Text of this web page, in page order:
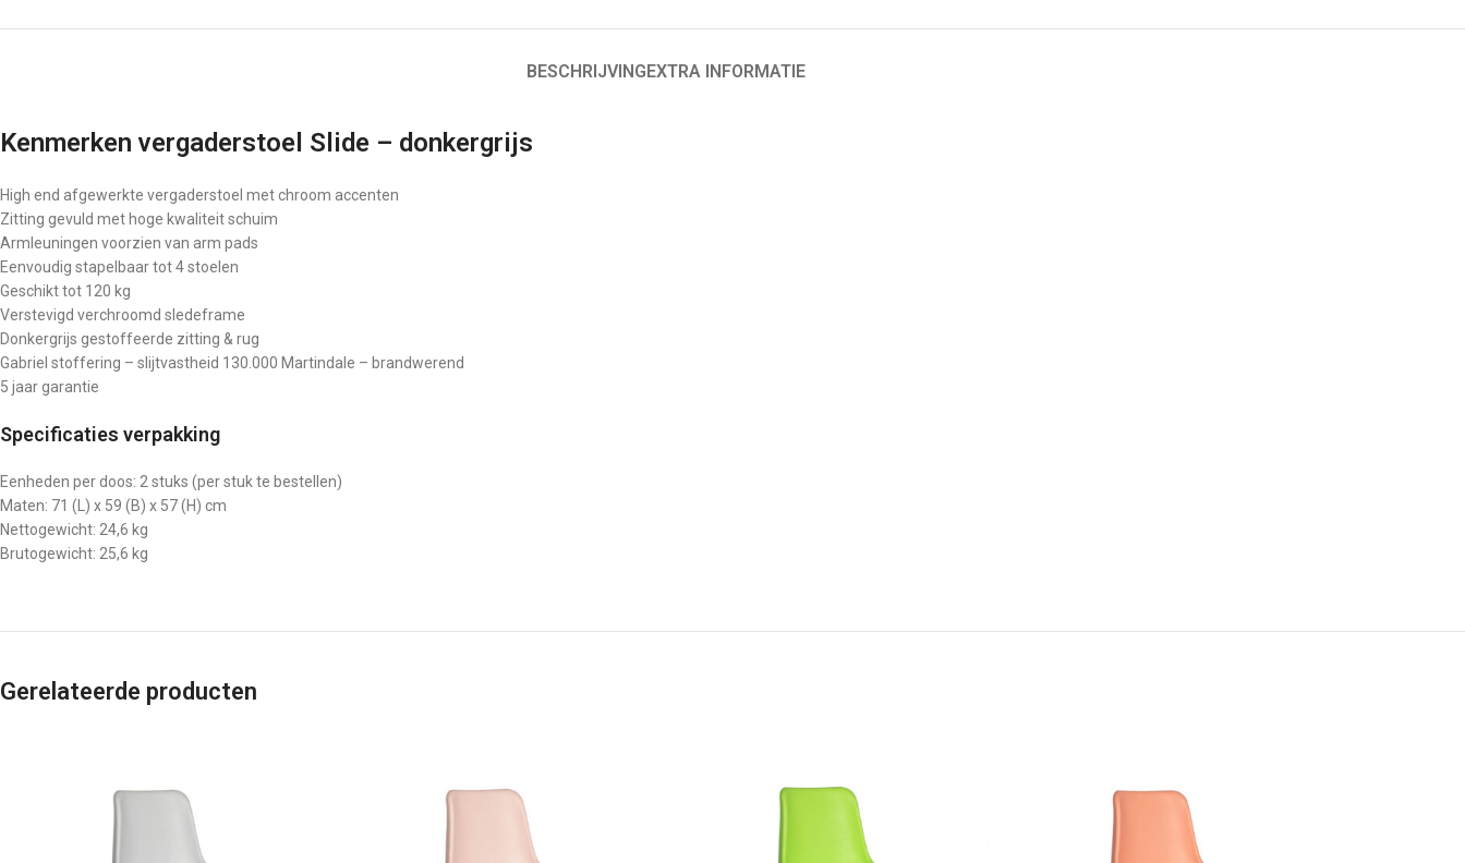
BESCHRIJVINGEXTRA INFORMATIE
Kenmerken vergaderstoel Slide – donkergrijs
High end afgewerkte vergaderstoel met chroom accenten
Zitting gevuld met hoge kwaliteit schuim
Armleuningen voorzien van arm pads
Eenvoudig stapelbaar tot 4 stoelen
Geschikt tot 120 kg
Verstevigd verchroomd sledeframe
Donkergrijs gestoffeerde zitting & rug
Gabriel stoffering – slijtvastheid 130.000 Martindale – brandwerend
5 jaar garantie
Specificaties verpakking
Eenheden per doos: 2 stuks (per stuk te bestellen)
Maten: 71 (L) x 59 (B) x 57 (H) cm
Nettogewicht: 24,6 kg
Brutogewicht: 25,6 kg
Gerelateerde producten